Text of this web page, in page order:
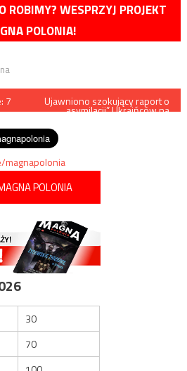
ROBIMY? WESPRZYJ PROJEKT
POLONIA!
7 Ujawniono szokujący raport o
„asymilacji” Ukraińców na
magnapolonia
POLONIA
30
70